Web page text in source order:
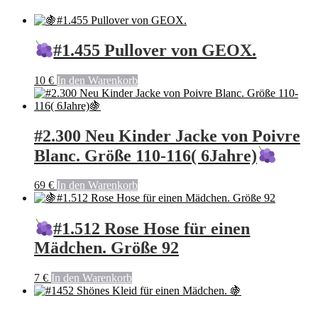
#1.455 Pullover von GEOX.
10 € In den Warenkorb
#2.300 Neu Kinder Jacke von Poivre
Blanc. Größe 110-116( 6Jahre)
69 € In den Warenkorb
#1.512 Rose Hose für einen
Mädchen. Größe 92
7 € In den Warenkorb